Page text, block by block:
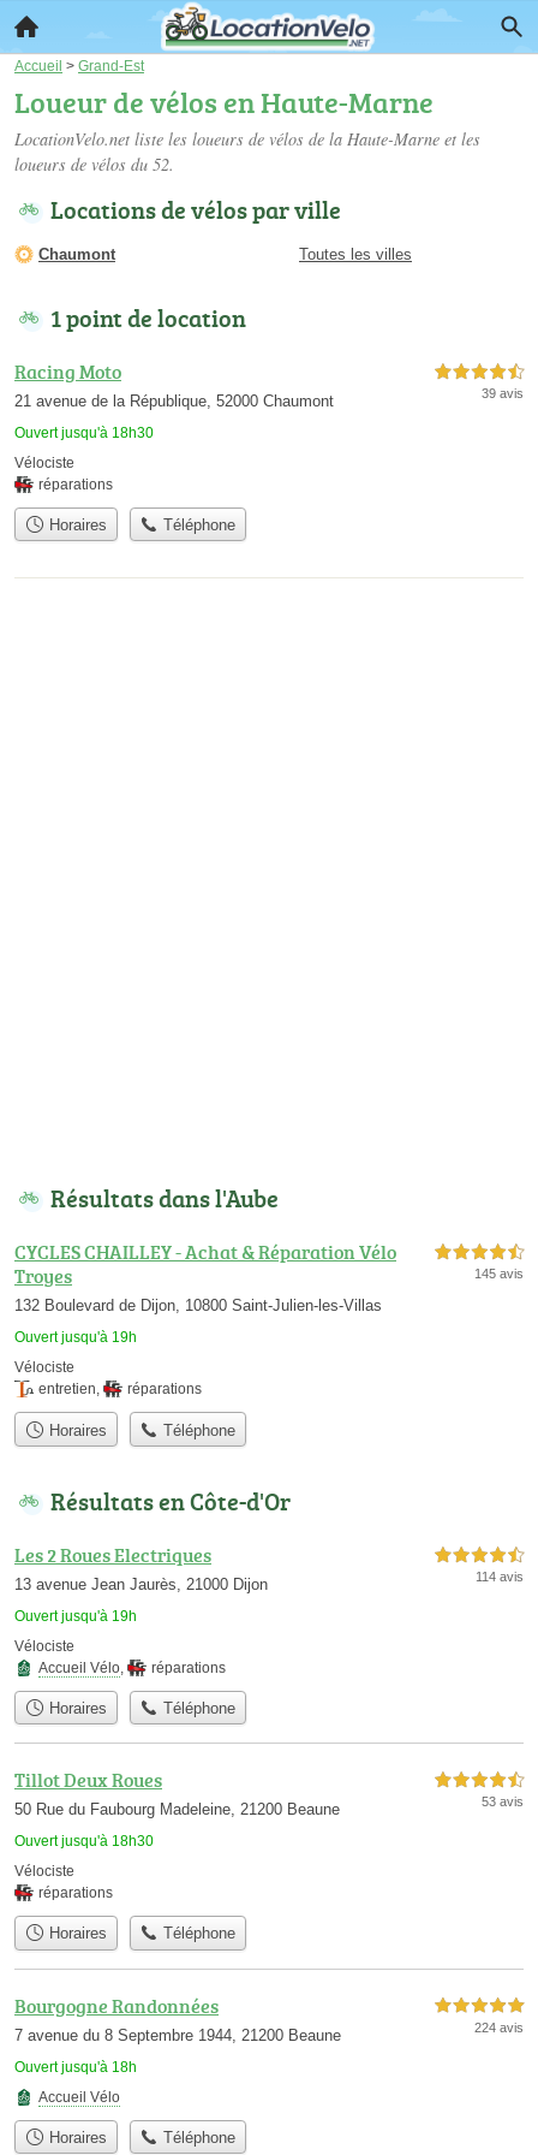
Accueil > Grand-Est
Loueur de vélos en Haute-Marne
LocationVelo.net liste les loueurs de vélos de la Haute-Marne et les
loueurs de vélos du 52.
Locations de vélos par ville
Chaumont Toutes les villes
1 point de location
Racing Moto
21 avenue de la République, 52000 Chaumont
Ouvert jusqu'à 18h30
4,5 étoiles sur 5
39 avis
Vélociste
réparations
Horaires Téléphone
Résultats dans l'Aube
CYCLES CHAILLEY - Achat & Réparation Vélo
Troyes
132 Boulevard de Dijon, 10800 Saint-Julien-les-Villas
Ouvert jusqu'à 19h
4,5 étoiles sur 5
145 avis
Vélociste
entretien, réparations
Horaires Téléphone
Résultats en Côte-d'Or
Les 2 Roues Electriques
13 avenue Jean Jaurès, 21000 Dijon
Ouvert jusqu'à 19h
4,5 étoiles sur 5
114 avis
Vélociste
Accueil Vélo
réparations
Horaires Téléphone
Tillot Deux Roues
50 Rue du Faubourg Madeleine, 21200 Beaune
Ouvert jusqu'à 18h30
4,5 étoiles sur 5
53 avis
Vélociste
réparations
Horaires Téléphone
Bourgogne Randonnées
7 avenue du 8 Septembre 1944, 21200 Beaune
Ouvert jusqu'à 18h
5,0 étoiles sur 5
224 avis
Accueil Vélo
Horaires Téléphone